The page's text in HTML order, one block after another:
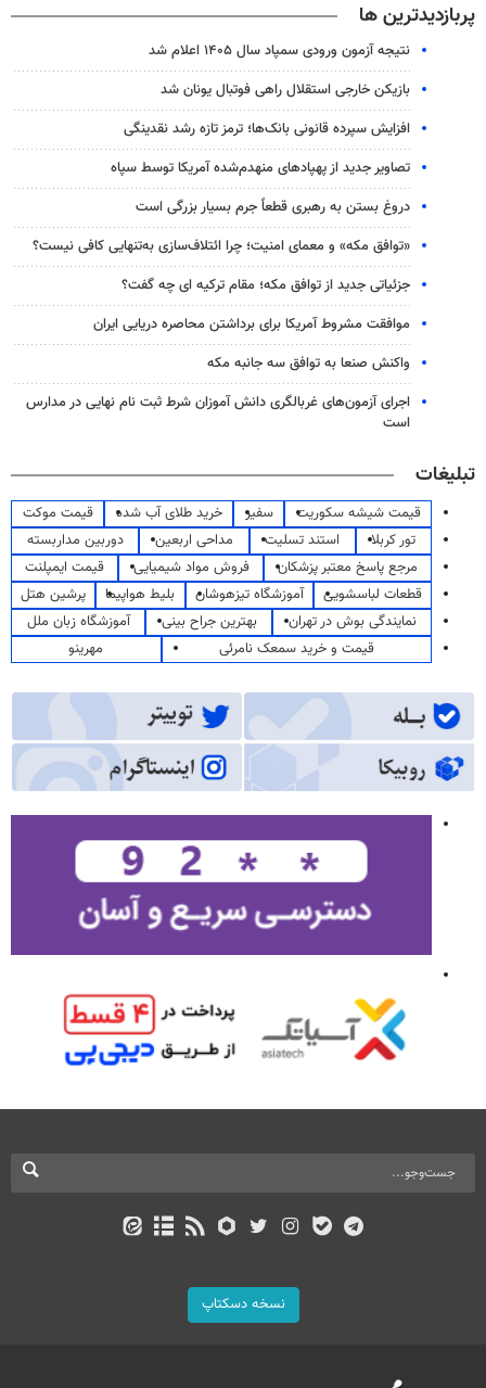
پربازدیدترین ها
نتیجه آزمون ورودی سمپاد سال ۱۴۰۵ اعلام شد
بازیکن خارجی استقلال راهی فوتبال یونان شد
افزایش سپرده قانونی بانک‌ها؛ ترمز تازه رشد نقدینگی
تصاویر جدید از پهپادهای منهدم‌شده آمریکا توسط سپاه
دروغ بستن به رهبری قطعاً جرم بسیار بزرگی است
«توافق مکه» و معمای امنیت؛ چرا ائتلاف‌سازی به‌تنهایی کافی نیست؟
جزئیاتی جدید از توافق مکه؛ مقام ترکیه ای چه گفت؟
موافقت مشروط آمریکا برای برداشتن محاصره دریایی ایران
واکنش صنعا به توافق سه جانبه مکه
اجرای آزمون‌های غربالگری دانش آموزان شرط ثبت نام نهایی در مدارس
است
تبلیغات
قیمت شیشه سکوریت سفیر خرید طلای آب شده
قیمت موکت
تور کربلا
استند تسلیت مداحی اربعین
دوربین مداربسته
مرجع پاسخ معتبر پزشکان
فروش مواد شیمیایی
قیمت ایمپلنت
قطعات لباسشویی
آموزشگاه تیزهوشان بلیط هواپیما
پرشین هتل
نمایندگی بوش در تهران
بهترین جراح بینی
آموزشگاه زبان ملل
قیمت و خرید سمعک نامرئی
مهرینو
نسخه دسکتاپ